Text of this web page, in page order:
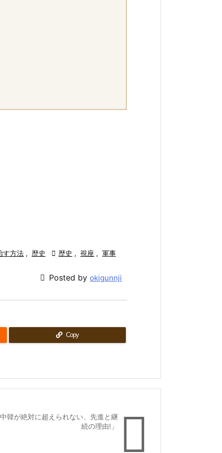
す方法 , 歴史  歴史 , 視座 , 軍事
 Posted by okigunnji
Copy

韓が絶対に超えられない、先進と継
続の理由!」